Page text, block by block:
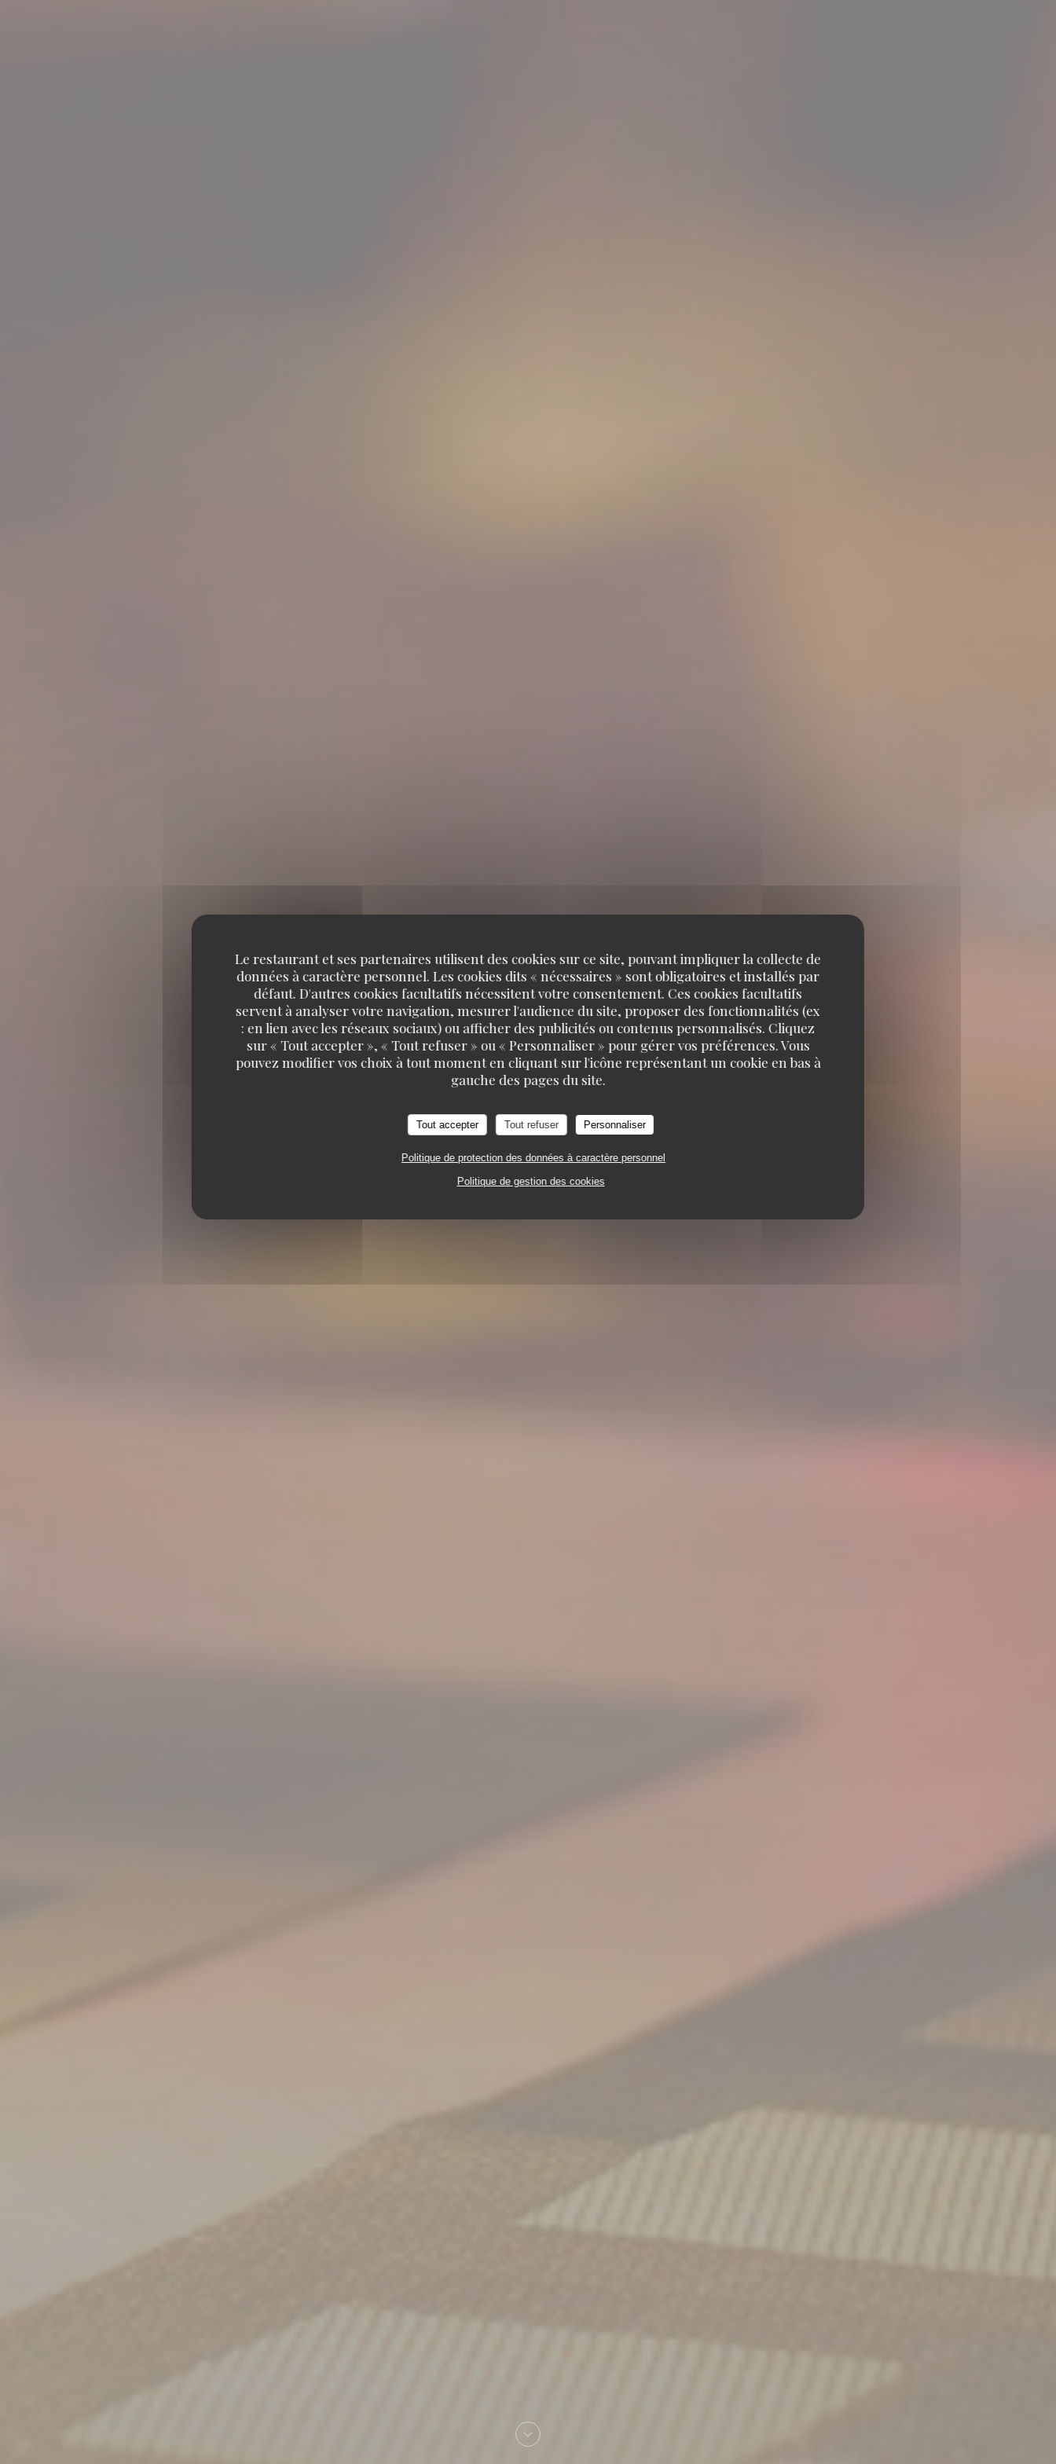
Le restaurant et ses partenaires utilisent des cookies sur ce site, pouvant impliquer la collecte de
données à caractère personnel. Les cookies dits « nécessaires » sont obligatoires et installés par
défaut. D'autres cookies facultatifs nécessitent votre consentement. Ces cookies facultatifs
servent à analyser votre navigation, mesurer l'audience du site, proposer des fonctionnalités (ex
: en lien avec les réseaux sociaux) ou afficher des publicités ou contenus personnalisés. Cliquez
sur « Tout accepter », « Tout refuser » ou « Personnaliser » pour gérer vos préférences. Vous
pouvez modifier vos choix à tout moment en cliquant sur l'icône représentant un cookie en bas à
gauche des pages du site.
Tout accepter Tout refuser Personnaliser
Politique de protection des données à caractère personnel
Politique de gestion des cookies
Gare au Gorille
BISTRONOMIQUE 68 RUE DES DAMES 75017 PARIS
Gare au Gorille